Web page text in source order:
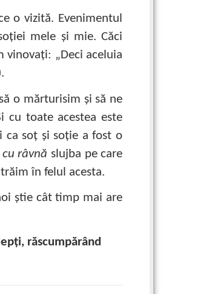
o vizită. Evenimentul
mele şi mie. Căci
vinovaţi: „Deci aceluia
o mărturisim şi să ne
cu toate acestea este
ca soţ şi soţie a fost o
cu râvnă slujba pe care
în felul acesta.
ştie cât timp mai are
răscumpărând